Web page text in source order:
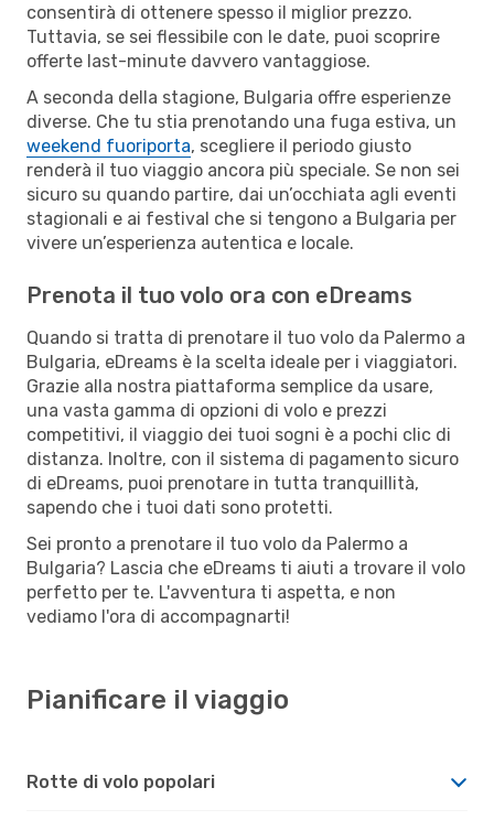
consentirà di ottenere spesso il miglior prezzo.
Tuttavia, se sei flessibile con le date, puoi scoprire
offerte last-minute davvero vantaggiose.
A seconda della stagione, Bulgaria offre esperienze
diverse. Che tu stia prenotando una fuga estiva, un
weekend fuoriporta, scegliere il periodo giusto
renderà il tuo viaggio ancora più speciale. Se non sei
sicuro su quando partire, dai un’occhiata agli eventi
stagionali e ai festival che si tengono a Bulgaria per
vivere un’esperienza autentica e locale.
Prenota il tuo volo ora con eDreams
Quando si tratta di prenotare il tuo volo da Palermo a
Bulgaria, eDreams è la scelta ideale per i viaggiatori.
Grazie alla nostra piattaforma semplice da usare,
una vasta gamma di opzioni di volo e prezzi
competitivi, il viaggio dei tuoi sogni è a pochi clic di
distanza. Inoltre, con il sistema di pagamento sicuro
di eDreams, puoi prenotare in tutta tranquillità,
sapendo che i tuoi dati sono protetti.
Sei pronto a prenotare il tuo volo da Palermo a
Bulgaria? Lascia che eDreams ti aiuti a trovare il volo
perfetto per te. L'avventura ti aspetta, e non
vediamo l'ora di accompagnarti!
Pianificare il viaggio
Rotte di volo popolari